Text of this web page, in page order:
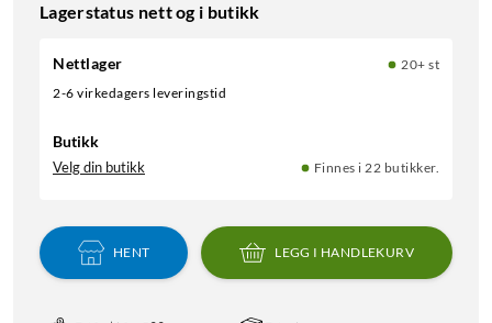
Lagerstatus nett og i butikk
Nettlager
20+ st
2-6 virkedagers leveringstid
Butikk
Velg din butikk Finnes i 22 butikker.
HENT LEGG I HANDLEKURV